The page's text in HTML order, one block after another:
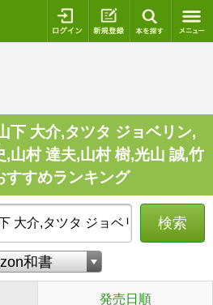
ログイン 新規登録
下 大介,タツタ ジョベリン,
山村 達夫,山村 樹,光山 誠,竹
すすめランキング
検索
発売日順